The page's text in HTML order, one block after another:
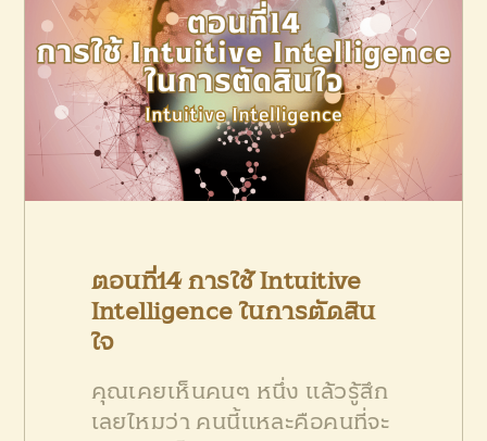
ตอนที่14 การใช้ Intuitive
Intelligence ในการตัดสิน
ใจ
คุณเคยเห็นคนๆ หนึ่ง แล้วรู้สึก
เลยไหมว่า คนนี้แหละคือคนที่จะ